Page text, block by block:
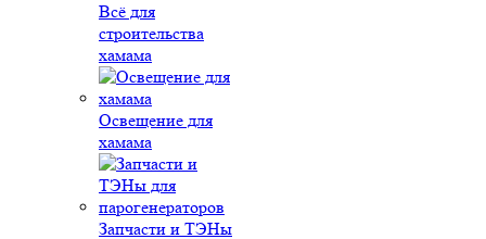
Всё для
строительства
хамама
Освещение для
хамама
Запчасти и ТЭНы